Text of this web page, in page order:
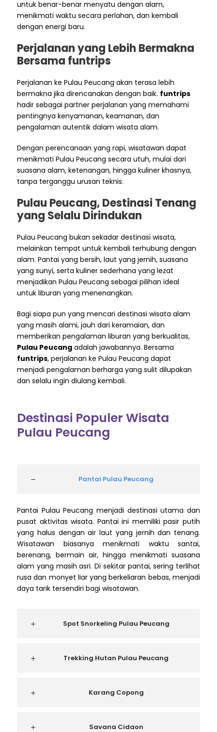
untuk benar-benar menyatu dengan alam,
menikmati waktu secara perlahan, dan kembali
dengan energi baru.
Perjalanan yang Lebih Bermakna
Bersama funtrips
Perjalanan ke Pulau Peucang akan terasa lebih
bermakna jika direncanakan dengan baik. funtrips
hadir sebagai partner perjalanan yang memahami
pentingnya kenyamanan, keamanan, dan
pengalaman autentik dalam wisata alam.
Dengan perencanaan yang rapi, wisatawan dapat
menikmati Pulau Peucang secara utuh, mulai dari
suasana alam, ketenangan, hingga kuliner khasnya,
tanpa terganggu urusan teknis.
Pulau Peucang, Destinasi Tenang
yang Selalu Dirindukan
Pulau Peucang bukan sekadar destinasi wisata,
melainkan tempat untuk kembali terhubung dengan
alam. Pantai yang bersih, laut yang jernih, suasana
yang sunyi, serta kuliner sederhana yang lezat
menjadikan Pulau Peucang sebagai pilihan ideal
untuk liburan yang menenangkan.
Bagi siapa pun yang mencari destinasi wisata alam
yang masih alami, jauh dari keramaian, dan
memberikan pengalaman liburan yang berkualitas,
Pulau Peucang adalah jawabannya. Bersama
funtrips, perjalanan ke Pulau Peucang dapat
menjadi pengalaman berharga yang sulit dilupakan
dan selalu ingin diulang kembali.
Destinasi Populer Wisata
Pulau Peucang
Pantai Pulau Peucang
Pantai Pulau Peucang menjadi destinasi utama dan
pusat aktivitas wisata. Pantai ini memiliki pasir putih
yang halus dengan air laut yang jernih dan tenang.
Wisatawan biasanya menikmati waktu santai,
berenang, bermain air, hingga menikmati suasana
alam yang masih asri. Di sekitar pantai, sering terlihat
rusa dan monyet liar yang berkeliaran bebas, menjadi
daya tarik tersendiri bagi wisatawan.
Spot Snorkeling Pulau Peucang
Trekking Hutan Pulau Peucang
Karang Copong
Savana Cidaon